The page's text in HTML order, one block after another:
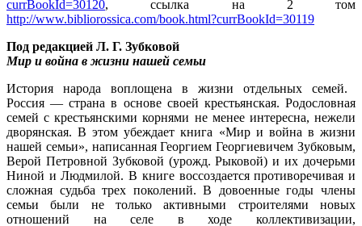
currBookId=30120, ссылка на 2 том
http://www.bibliorossica.com/book.html?currBookId=30119
Под редакцией Л. Г. Зубковой
Мир и война в жизни нашей семьи
История народа воплощена в жизни отдельных семей.
Россия — страна в основе своей крестьянская. Родословная
семей с крестьянскими корнями не менее интересна, нежели
дворянская. В этом убеждает книга «Мир и война в жизни
нашей семьи», написанная Георгием Георгиевичем Зубковым,
Верой Петровной Зубковой (урожд. Рыковой) и их дочерьми
Ниной и Людмилой. В книге воссоздается противоречивая и
сложная судьба трех поколений. В довоенные годы члены
семьи были не только активными строителями новых
отношений на селе в ходе коллективизации,